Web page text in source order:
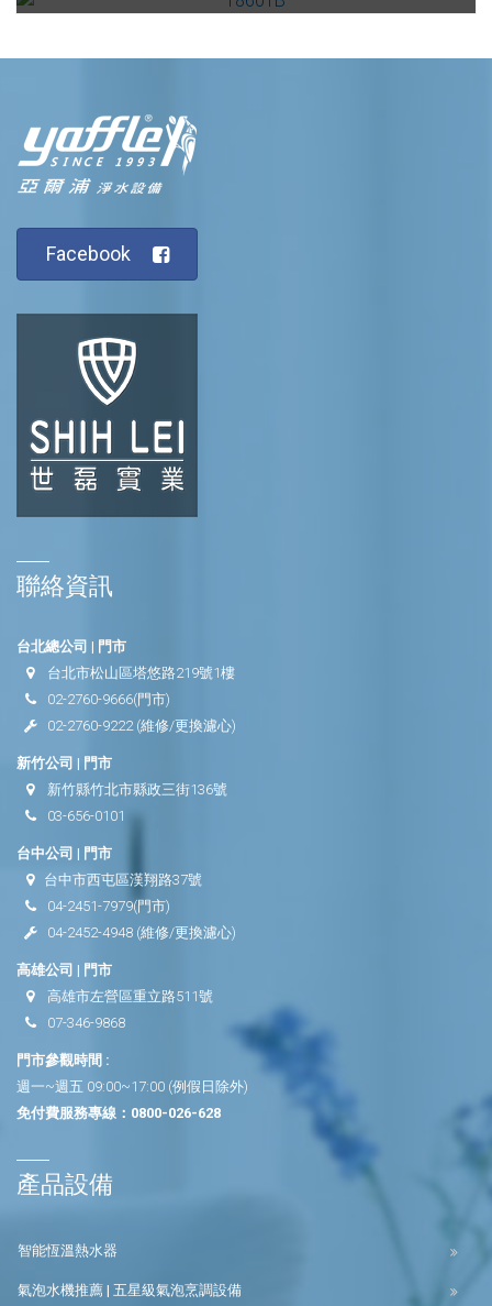
Facebook
聯絡資訊
台北總公司 | 門市
台北市松山區塔悠路219號1樓
02-2760-9666(門市)
02-2760-9222 (維修/更換濾心)
新竹公司 | 門市
新竹縣竹北市縣政三街136號
03-656-0101
台中公司 | 門市
台中市西屯區漢翔路37號
04-2451-7979(門市)
04-2452-4948 (維修/更換濾心)
高雄公司 | 門市
高雄市左營區重立路511號
07-346-9868
門市參觀時間 :
週一~週五 09:00~17:00 (例假日除外)
免付費服務專線： 0800-026-628
產品設備
智能恆溫熱水器
氣泡水機推薦 | 五星級氣泡烹調設備